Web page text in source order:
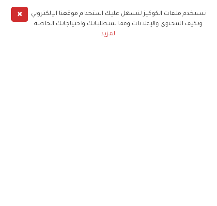
✖
نستخدم ملفات الكوكيز لنسهل عليك استخدام موقعنا الإلكتروني
ونكيف المحتوى والإعلانات وفقا لمتطلباتك واحتياجاتك الخاصة
المزيد